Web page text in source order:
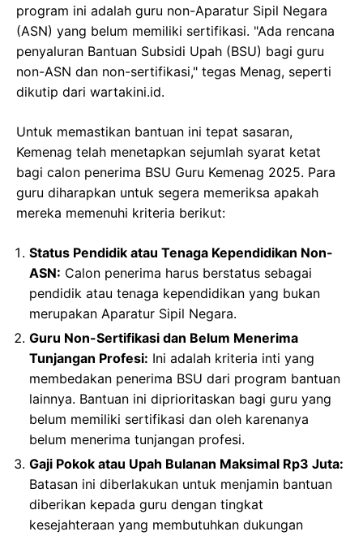
program ini adalah guru non-Aparatur Sipil Negara
(ASN) yang belum memiliki sertifikasi. "Ada rencana
penyaluran Bantuan Subsidi Upah (BSU) bagi guru
non-ASN dan non-sertifikasi," tegas Menag, seperti
dikutip dari wartakini.id.
Untuk memastikan bantuan ini tepat sasaran,
Kemenag telah menetapkan sejumlah syarat ketat
bagi calon penerima BSU Guru Kemenag 2025. Para
guru diharapkan untuk segera memeriksa apakah
mereka memenuhi kriteria berikut:
Status Pendidik atau Tenaga Kependidikan Non-
ASN: Calon penerima harus berstatus sebagai
pendidik atau tenaga kependidikan yang bukan
merupakan Aparatur Sipil Negara.
Guru Non-Sertifikasi dan Belum Menerima
Tunjangan Profesi: Ini adalah kriteria inti yang
membedakan penerima BSU dari program bantuan
lainnya. Bantuan ini diprioritaskan bagi guru yang
belum memiliki sertifikasi dan oleh karenanya
belum menerima tunjangan profesi.
Gaji Pokok atau Upah Bulanan Maksimal Rp3 Juta:
Batasan ini diberlakukan untuk menjamin bantuan
diberikan kepada guru dengan tingkat
kesejahteraan yang membutuhkan dukungan